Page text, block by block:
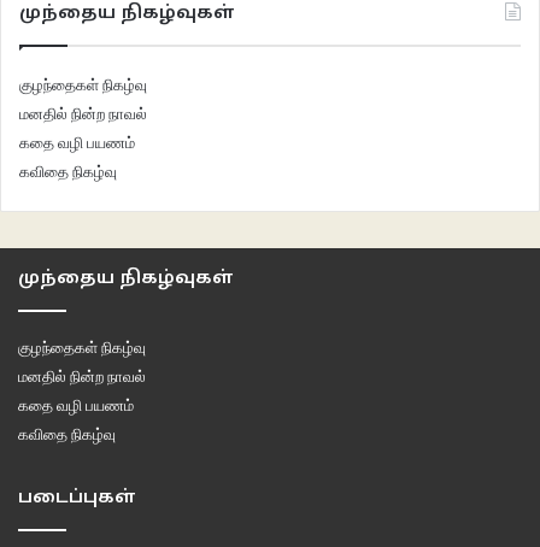
முந்தைய நிகழ்வுகள்
குழந்தைகள் நிகழ்வு
மனதில் நின்ற நாவல்
கதை வழி பயணம்
கவிதை நிகழ்வு
முந்தைய நிகழ்வுகள்
குழந்தைகள் நிகழ்வு
மனதில் நின்ற நாவல்
கதை வழி பயணம்
கவிதை நிகழ்வு
படைப்புகள்